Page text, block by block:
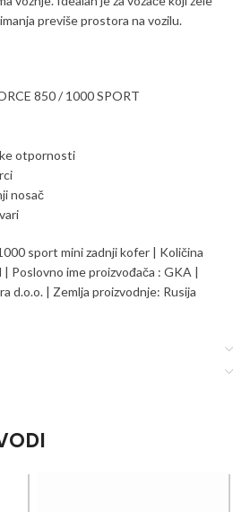
previše prostora na vozilu.
850 / 1000 SPORT
otpornosti
nosač
sport mini zadnji kofer | Količina
Poslovno ime proizvođača : GKA |
d.o.o. | Zemlja proizvodnje: Rusija